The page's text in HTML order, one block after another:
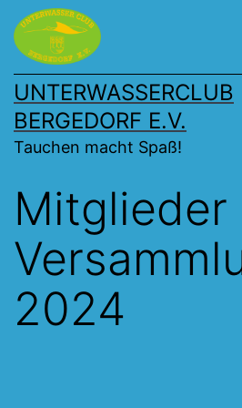
Zum
Inhalt
springen
UNTERWASSERCLUB
BERGEDORF E.V.
Tauchen macht Spaß!
Mitglieder
2024